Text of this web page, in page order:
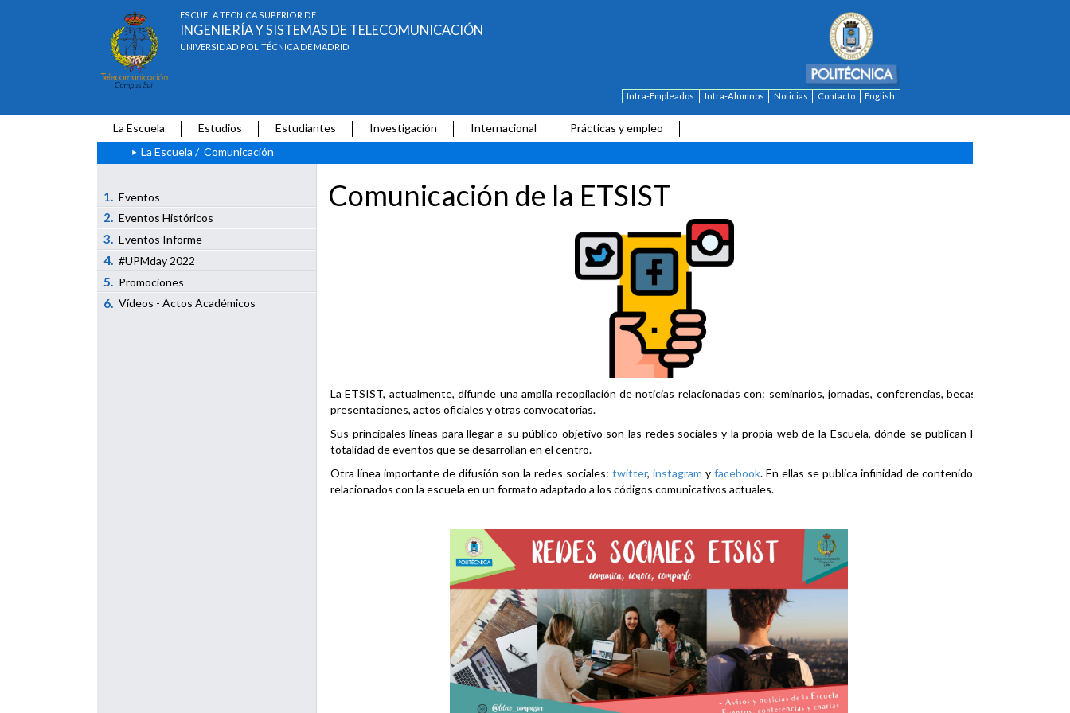
ESCUELA TÉCNICA SUPERIOR DE
INGENIERÍA Y SISTEMAS DE TELECOMUNICACIÓN
UNIVERSIDAD POLITÉCNICA DE MADRID
Intra-Empleados Intra-Alumnos Noticias Contacto English
La Escuela Estudios Estudiantes Investigación Internacional
Prácticas y empleo
La Escuela / Comunicación
1. Eventos
2. Eventos Históricos
3. Eventos Informe
4. #UPMday 2022
5. Promociones
6. Vídeos - Actos Académicos
Comunicación de la ETSIST
La ETSIST, actualmente, difunde una amplia recopilación de noticias relacionadas con: seminarios, jornadas, conferencias, becas,
presentaciones, actos oficiales y otras convocatorias.
Sus principales líneas para llegar a su público objetivo son las redes sociales y la propia web de la Escuela, dónde se publican la
totalidad de eventos que se desarrollan en el centro.
Otra línea importante de difusión son la redes sociales: twitter, instagram y facebook. En ellas se publica infinidad de contenidos
relacionados con la escuela en un formato adaptado a los códigos comunicativos actuales.